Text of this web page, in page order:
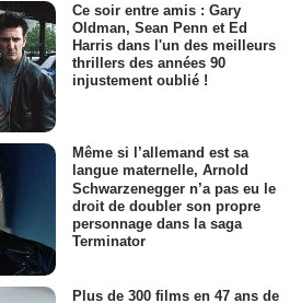
Ce soir entre amis : Gary
Oldman, Sean Penn et Ed
Harris dans l'un des meilleurs
thrillers des années 90
injustement oublié !
Même si l’allemand est sa
langue maternelle, Arnold
Schwarzenegger n’a pas eu le
droit de doubler son propre
personnage dans la saga
Terminator
Plus de 300 films en 47 ans de